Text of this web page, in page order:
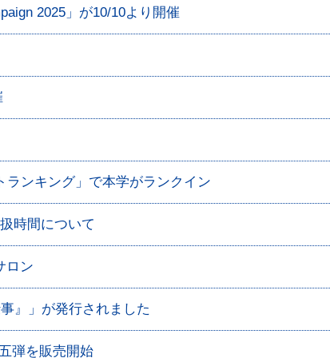
2025」が10/10より開催
ンキング」で本学がランクイン
時間について
ロン
』」が発行されました
弾を販売開始